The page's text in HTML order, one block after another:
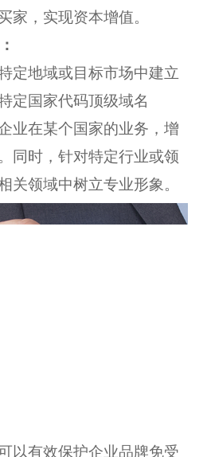
家，实现资本增值。
定地域或目标市场中建立
定国家代码顶级域名
业在某个国家的业务，增
同时，针对特定行业或领
关领域中树立专业形象。
以有效保护企业品牌免受